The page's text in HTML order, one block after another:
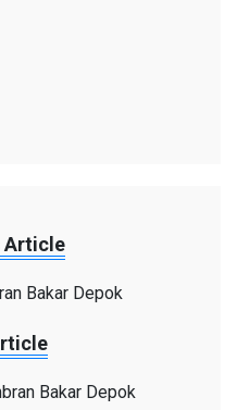
Article
Bakar Depok
Bakar Depok